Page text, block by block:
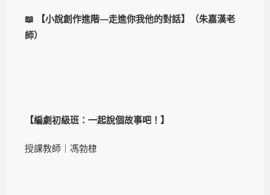
📖 【小說創作進階—走進你我他的對話】（朱嘉漢老
師）
【編劇初級班：一起說個故事吧！】
授課教師｜馮勃棣